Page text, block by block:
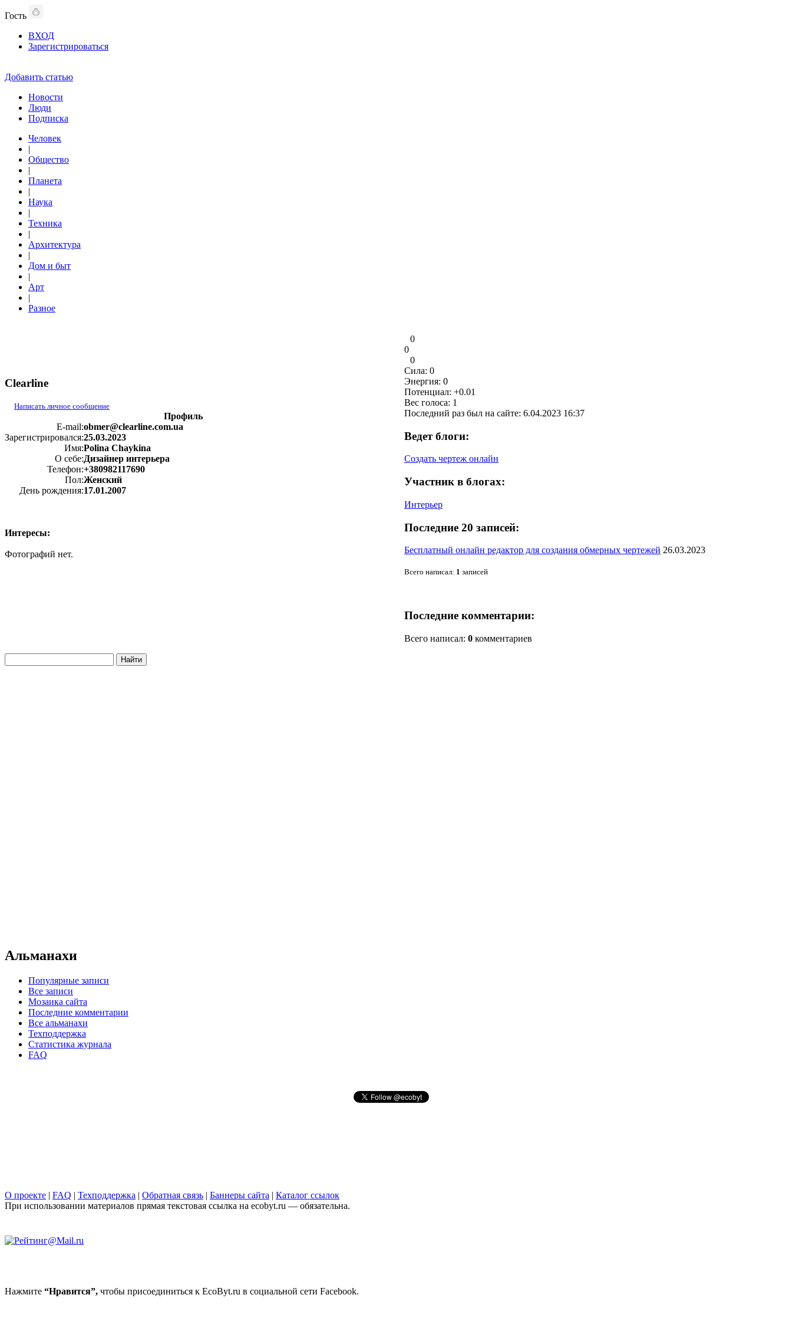
Гость
ВХОД
Зарегистрироваться
Добавить статью
Новости
Люди
Подписка
Человек
|
Общество
|
Планета
|
Наука
|
Техника
|
Архитектура
|
Дом и быт
|
Арт
|
Разное
Clearline
Написать личное сообщение
Профиль
E-mail:obmer@clearline.com.ua
Зарегистрировался:25.03.2023
Имя:Polina Chaykina
О себе:Дизайнер интерьера
Телефон:+380982117690
Пол:Женский
День рождения:17.01.2007
Интересы:
Фотографий нет.
0
0
0
Сила: 0
Энергия: 0
Потенциал: +0.01
Вес голоса: 1
Последний раз был на сайте: 6.04.2023 16:37
Ведет блоги:
Создать чертеж онлайн
Участник в блогах:
Интерьер
Последние 20 записей:
Бесплатный онлайн редактор для создания обмерных чертежей 26.03.2023
Всего написал: 1 записей
Последние комментарии:
Всего написал: 0 комментариев
Альманахи
Популярные записи
Все записи
Мозаика сайта
Последние комментарии
Все альманахи
Техподдержка
Статистика журнала
FAQ
О проекте | FAQ | Техподдержка | Обратная связь | Баннеры сайта | Каталог ссылок
При использовании материалов прямая текстовая ссылка на ecobyt.ru — обязательна.
Нажмите “Нравится”, чтобы присоединиться к EcoByt.ru в социальной сети Facebook.